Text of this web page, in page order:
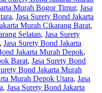
Murah Bogor Timur, Jasa
, Jasa Surety Bond Jakarta
Murah Cikarang Barat,
Selatan, Jasa Surety
, Jasa Surety Bond Jakarta
Jakarta Murah Depok,
Barat, Jasa Surety Bond
Bond Jakarta Murah
Murah Depok Utara, Jasa
, Jasa Surety Bond Jakarta